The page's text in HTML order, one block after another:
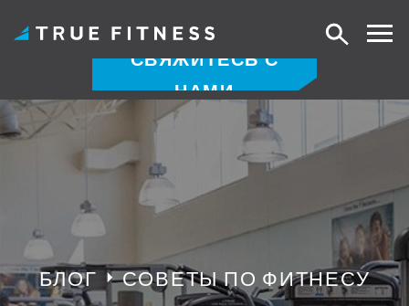
Перейти
к
содержанию
СВЯЖИТЕСЬ С
НАМИ
Поиск
БЛОГ СОВЕТЫ ПО ФИТНЕСУ